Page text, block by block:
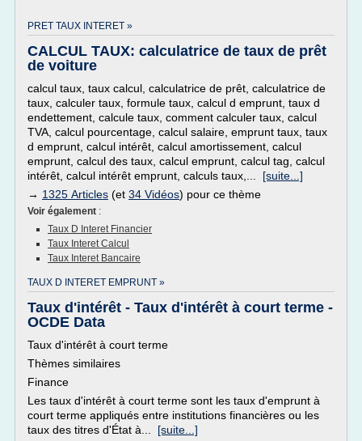
PRET TAUX INTERET »
CALCUL TAUX: calculatrice de taux de prêt
de voiture
calcul taux, taux calcul, calculatrice de prêt, calculatrice de
taux, calculer taux, formule taux, calcul d emprunt, taux d
endettement, calcule taux, comment calculer taux, calcul
TVA, calcul pourcentage, calcul salaire, emprunt taux, taux
d emprunt, calcul intérêt, calcul amortissement, calcul
emprunt, calcul des taux, calcul emprunt, calcul tag, calcul
intérêt, calcul intérêt emprunt, calculs taux,... [suite...]
→ 1325 Articles (et 34 Vidéos) pour ce thème
Voir également :
Taux D Interet Financier
Taux Interet Calcul
Taux Interet Bancaire
TAUX D INTERET EMPRUNT »
Taux d'intérêt - Taux d'intérêt à court terme -
OCDE Data
Taux d'intérêt à court terme
Thèmes similaires
Finance
Les taux d'intérêt à court terme sont les taux d'emprunt à
court terme appliqués entre institutions financières ou les
taux des titres d'État à... [suite...]